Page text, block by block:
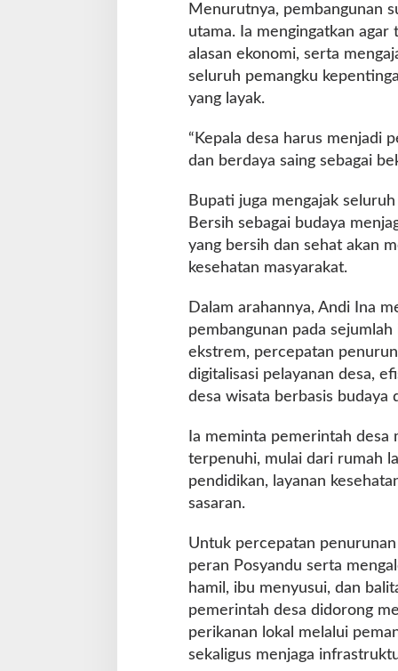
Menurutnya, pembangunan
utama. Ia mengingatkan agar
alasan ekonomi, serta
seluruh pemangku
yang layak.
“Kepala desa harus menjadi
dan berdaya saing sebagai
Bupati juga mengajak
Bersih sebagai budaya
yang bersih dan sehat akan
kesehatan masyarakat.
Dalam arahannya, Andi Ina
pembangunan pada
ekstrem, percepatan
digitalisasi pelayanan desa,
desa wisata berbasis budaya
Ia meminta pemerintah desa
terpenuhi, mulai dari rumah
pendidikan, layanan
sasaran.
Untuk percepatan
peran Posyandu serta
hamil, ibu menyusui, dan
pemerintah desa didorong
perikanan lokal melalui
sekaligus menjaga